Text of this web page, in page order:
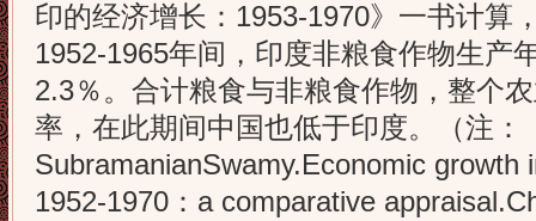
印的经济增长：1953-1970》一书计算
1952-1965年间，印度非粮食作物生产
2.3％。合计粮食与非粮食作物，整个
率，在此期间中国也低于印度。（注：
SubramanianSwamy.Economic growth
1952-1970：a comparative